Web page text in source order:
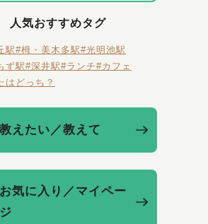
人気おすすめタグ
駅#栂・美木多駅#光明池駅
ず駅#深井駅#ランチ#カフェ
はどっち？
教えたい／教えて
お気に入り／マイペー
ジ